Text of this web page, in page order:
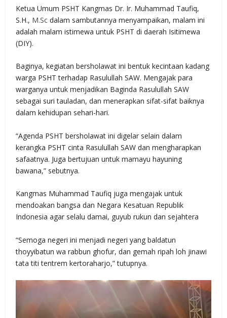
Ketua Umum PSHT Kangmas Dr. Ir. Muhammad Taufiq,
S.H., M.Sc dalam sambutannya menyampaikan, malam ini
adalah malam istimewa untuk PSHT di daerah Isitimewa
(DIY).
Baginya, kegiatan bersholawat ini bentuk kecintaan kadang
warga PSHT terhadap Rasulullah SAW. Mengajak para
warganya untuk menjadikan Baginda Rasulullah SAW
sebagai suri tauladan, dan menerapkan sifat-sifat baiknya
dalam kehidupan sehari-hari.
“Agenda PSHT bersholawat ini digelar selain dalam
kerangka PSHT cinta Rasulullah SAW dan mengharapkan
safaatnya. Juga bertujuan untuk mamayu hayuning
bawana,” sebutnya.
Kangmas Muhammad Taufiq juga mengajak untuk
mendoakan bangsa dan Negara Kesatuan Republik
Indonesia agar selalu damai, guyub rukun dan sejahtera
“Semoga negeri ini menjadi negeri yang baldatun
thoyyibatun wa rabbun ghofur, dan gemah ripah loh jinawi
tata titi tentrem kertoraharjo,” tutupnya.